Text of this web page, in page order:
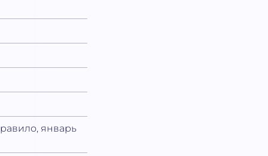
январь